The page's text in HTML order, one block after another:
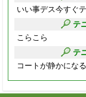
いい事デス今すぐ
テ
こらこら
テ
コートが静かにな